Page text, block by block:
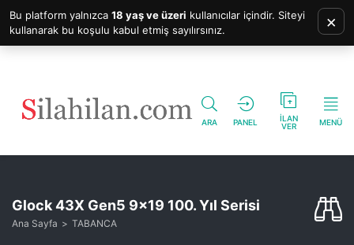
ARA PANEL
İLAN
VER
MENÜ
Glock 43X Gen5 9×19 100. Yıl Serisi
Ana Sayfa TABANCA
Bu platform yalnızca 18 yaş ve üzeri kullanıcılar içindir. Siteyi
kullanarak bu koşulu kabul etmiş sayılırsınız.
×